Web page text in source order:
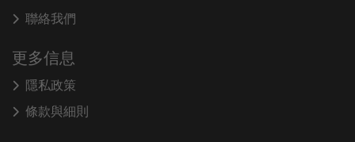
聯絡我們
更多信息
隱私政策
條款與細則